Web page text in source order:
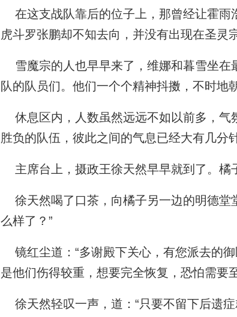
在这支战队靠后的位子上，那曾经让霍雨
虎斗罗张鹏却不知去向，并没有出现在圣灵
雪魔宗的人也早早来了，维娜和暮雪坐在
队的队员们。他们一个个精神抖擞，不时地
休息区内，人数虽然远远不如以前多，气
胜负的队伍，彼此之间的气息已经大有几分
主席台上，摄政王徐天然早早就到了。橘
徐天然喝了口茶，向橘子另一边的明德堂
么样了？”
镜红尘道：“多谢殿下关心，有您派去的
是他们伤得较重，想要完全恢复，恐怕需要
徐天然轻叹一声，道：“只要不留下后遗